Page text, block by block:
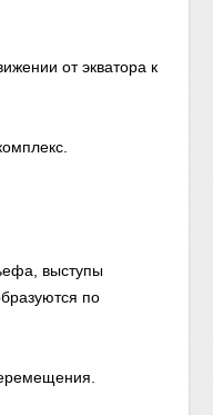
от экватора к
выступы
по